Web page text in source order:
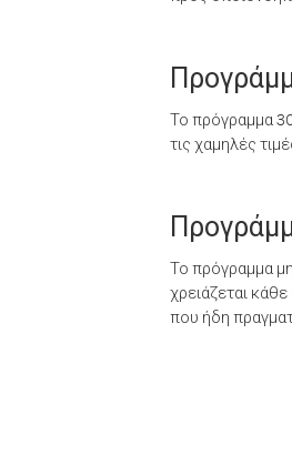
Το πρόγραμμα
τις χαμηλές
Το πρόγραμμα
χρειάζεται
που ήδη